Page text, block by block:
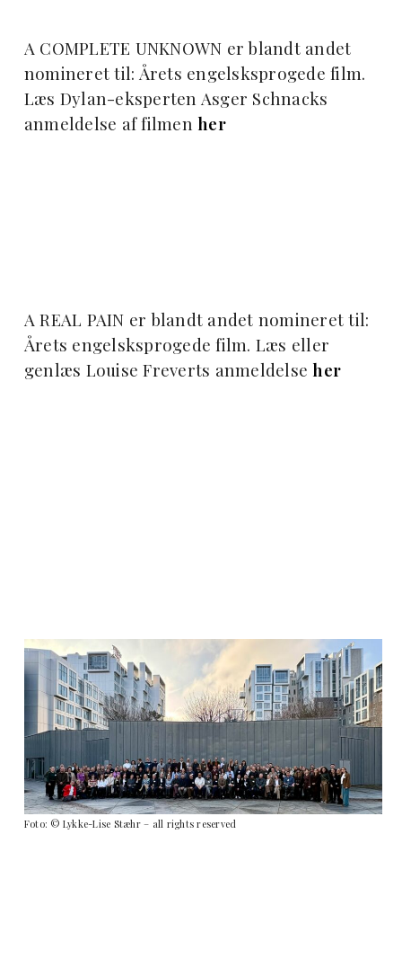
A COMPLETE UNKNOWN er blandt andet
nomineret til: Årets engelsksprogede film.
Læs Dylan-eksperten Asger Schnacks
anmeldelse af filmenher
A REAL PAIN er blandt andet nomineret til:
Årets engelsksprogede film. Læs eller
genlæs Louise Freverts anmeldelseher
Foto: © Lykke-Lise Stæhr – all rights reserved